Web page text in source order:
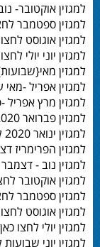
למגזין אוקטובר-
למגזין ספטמבר
למגזין אוגוסט
למגזין יוני יולי
למגזין
למגזין אפריל -
למגזין מרץ אפריל
למגזין פברואר 2020 לחצו כאן
למגזין ינואר 2020 לחצו כאן
למגזין הפרימריז
למגזין נוב -
למגזין אוקטובר
למגזין ספטמבר
למגזין אוגוסט
למגזין יולי לחצו כאן
למגזין יוני